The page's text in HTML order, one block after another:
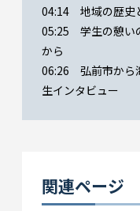
04:14 地域の歴史
05:25 学生の憩い
から
06:26 弘前市から
生インタビュー
関連ページ